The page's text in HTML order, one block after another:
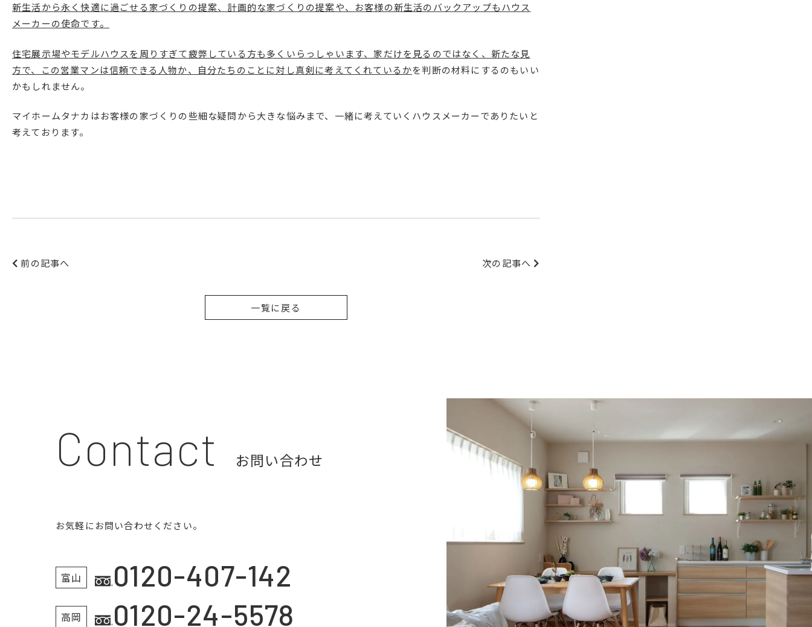
新生活から永く快適に過ごせる家づくりの提案、計画的な家づくりの提案や、お客様の新生活のバックアップもハウス
メーカーの使命です。
住宅展示場やモデルハウスを周りすぎて疲弊している方も多くいらっしゃいます、家だけを見るのではなく、新たな見
方で、この営業マンは信頼できる人物か、自分たちのことに対し真剣に考えてくれているかを判断の材料にするのもいい
かもしれません。
マイホームタナカはお客様の家づくりの些細な疑問から大きな悩みまで、一緒に考えていくハウスメーカーでありたいと
考えております。
前の記事へ 次の記事へ
一覧に戻る
Contact お問い合わせ
お気軽にお問い合わせください。
富山 0120-407-142
高岡 0120-24-5578